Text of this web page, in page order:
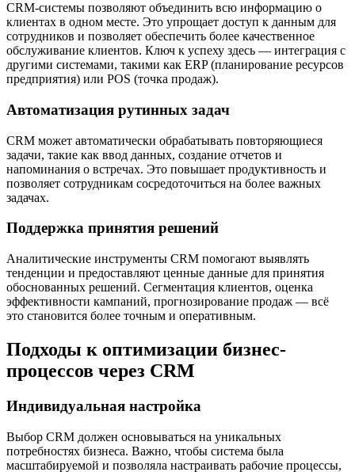
CRM-системы позволяют объединить всю информацию о
клиентах в одном месте. Это упрощает доступ к данным для
сотрудников и позволяет обеспечить более качественное
обслуживание клиентов. Ключ к успеху здесь — интеграция с
другими системами, такими как ERP (планирование ресурсов
предприятия) или POS (точка продаж).
Автоматизация рутинных задач
CRM может автоматически обрабатывать повторяющиеся
задачи, такие как ввод данных, создание отчетов и
напоминания о встречах. Это повышает продуктивность и
позволяет сотрудникам сосредоточиться на более важных
задачах.
Поддержка принятия решений
Аналитические инструменты CRM помогают выявлять
тенденции и предоставляют ценные данные для принятия
обоснованных решений. Сегментация клиентов, оценка
эффективности кампаний, прогнозирование продаж — всё
это становится более точным и оперативным.
Подходы к оптимизации бизнес-
процессов через CRM
Индивидуальная настройка
Выбор CRM должен основываться на уникальных
потребностях бизнеса. Важно, чтобы система была
масштабируемой и позволяла настраивать рабочие процессы,